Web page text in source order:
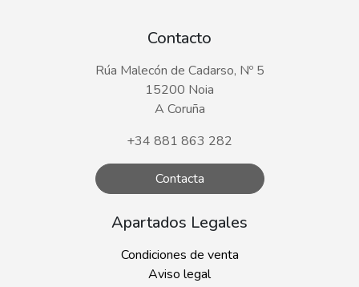
Contacto
Rúa Malecón de Cadarso, Nº 5
15200 Noia
A Coruña
+34 881 863 282
Contacta
Apartados Legales
Condiciones de venta
Aviso legal